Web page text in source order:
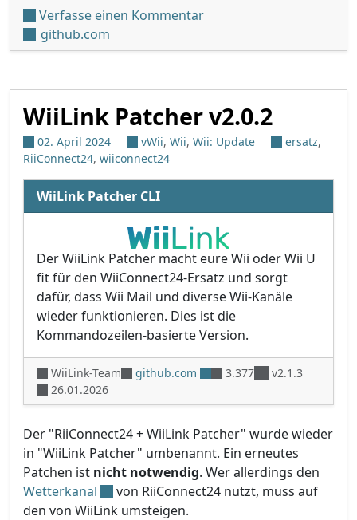
Verfasse einen Kommentarunter 'uLaunch v0.3.8'
github.com
WiiLink Patcher v2.0.2
02. April 2024 vWii, Wii, Wii: Update ersatz,
RiiConnect24, wiiconnect24
WiiLink Patcher CLI
Der WiiLink Patcher macht eure Wii oder Wii U
fit für den WiiConnect24-Ersatz und sorgt
dafür, dass Wii Mail und diverse Wii-Kanäle
wieder funktionieren. Dies ist die
Kommandozeilen-basierte Version.
WiiLink-Team github.com 3.377
v2.1.3
26.01.2026
Der "RiiConnect24 + WiiLink Patcher" wurde wieder
in "WiiLink Patcher" umbenannt. Ein erneutes
Patchen ist nicht notwendig. Wer allerdings den
Wetterkanal
von RiiConnect24 nutzt, muss auf
den von WiiLink umsteigen.